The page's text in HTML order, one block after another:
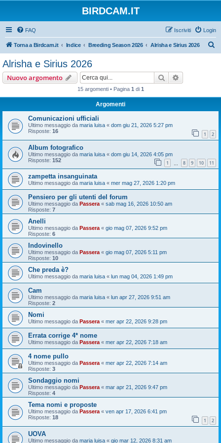
BIRDCAM.IT
FAQ Login
Iscriviti
Torna a Birdcam.it Indice Breeding Season 2026 Alrisha e Sirius 2026
Alrisha e Sirius 2026
Nuovo argomento Cerca
15 argomenti • Pagina 1 di 1
Argomenti
Comunicazioni ufficiali
Ultimo messaggio da maria luisa « dom giu 21, 2026 5:27 pm
Risposte: 16 1 2
Album fotografico
Ultimo messaggio da maria luisa « dom giu 14, 2026 4:05 pm
Risposte: 152 1 8 9 10 11
zampetta insanguinata
Ultimo messaggio da maria luisa « mer mag 27, 2026 1:20 pm
Pensiero per gli utenti del forum
Ultimo messaggio da Passera « sab mag 16, 2026 10:50 am
Risposte: 7
Anelli
Ultimo messaggio da Passera « gio mag 07, 2026 9:52 pm
Risposte: 6
Indovinello
Ultimo messaggio da Passera « gio mag 07, 2026 5:11 pm
Risposte: 10
Che preda è?
Ultimo messaggio da maria luisa « lun mag 04, 2026 1:49 pm
Cam
Ultimo messaggio da maria luisa « lun apr 27, 2026 9:51 am
Risposte: 2
Nomi
Ultimo messaggio da Passera « mer apr 22, 2026 9:28 pm
Errata corrige 4* nome
Ultimo messaggio da Passera « mer apr 22, 2026 7:18 am
4 nome pullo
Ultimo messaggio da Passera « mer apr 22, 2026 7:14 am
Risposte: 3
Sondaggio nomi
Ultimo messaggio da Passera « mar apr 21, 2026 9:47 pm
Risposte: 4
Tema nomi e proposte
Ultimo messaggio da Passera « ven apr 17, 2026 6:41 pm
Risposte: 18 1 2
UOVA
Ultimo messaggio da maria luisa « gio mar 12, 2026 8:31 am